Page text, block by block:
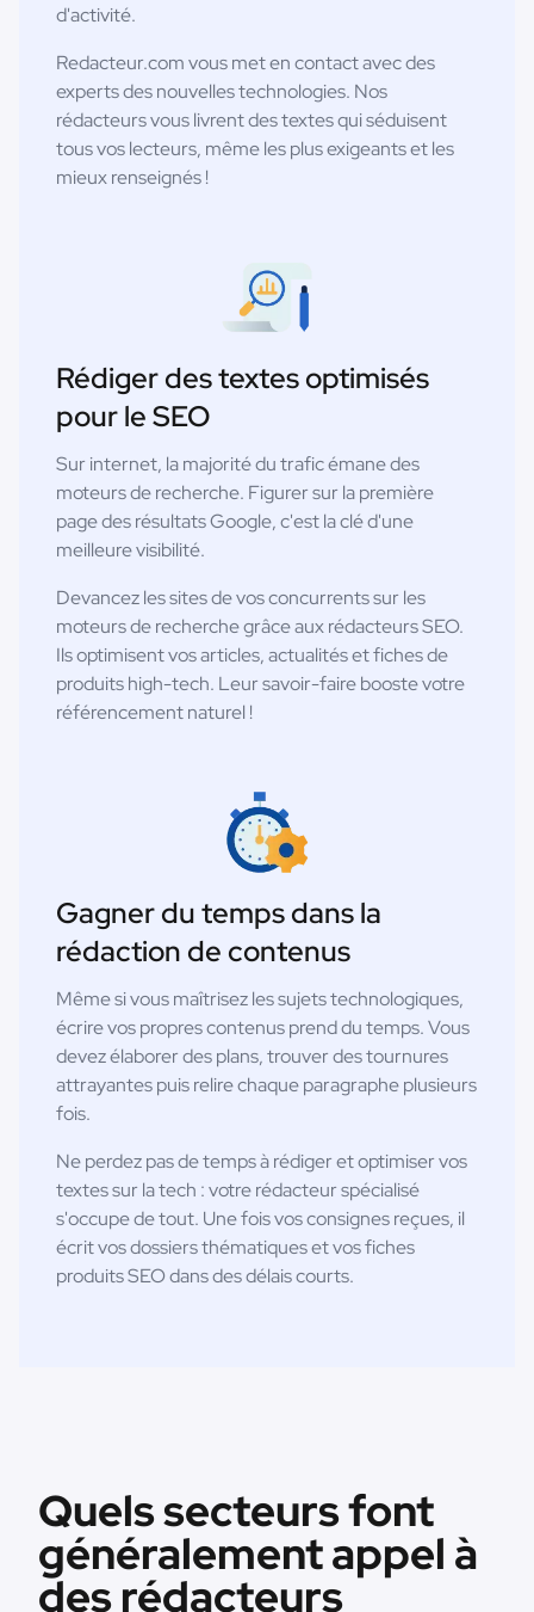
d'activité.
Redacteur.com vous met en contact avec des
experts des nouvelles technologies. Nos
rédacteurs vous livrent des textes qui séduisent
tous vos lecteurs, même les plus exigeants et les
mieux renseignés !
Rédiger des textes optimisés
pour le SEO
Sur internet, la majorité du trafic émane des
moteurs de recherche. Figurer sur la première
page des résultats Google, c'est la clé d'une
meilleure visibilité.
Devancez les sites de vos concurrents sur les
moteurs de recherche grâce aux rédacteurs SEO.
Ils optimisent vos articles, actualités et fiches de
produits high-tech. Leur savoir-faire booste votre
référencement naturel !
Gagner du temps dans la
rédaction de contenus
Même si vous maîtrisez les sujets technologiques,
écrire vos propres contenus prend du temps. Vous
devez élaborer des plans, trouver des tournures
attrayantes puis relire chaque paragraphe plusieurs
fois.
Ne perdez pas de temps à rédiger et optimiser vos
textes sur la tech : votre rédacteur spécialisé
s'occupe de tout. Une fois vos consignes reçues, il
écrit vos dossiers thématiques et vos fiches
produits SEO dans des délais courts.
Quels secteurs font
généralement appel à
des rédacteurs